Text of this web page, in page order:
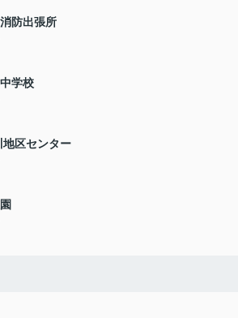
防出張所
学校
区センター